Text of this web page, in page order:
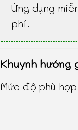
Ứng dụng
phí.
Khuynh
Mức độ phù
-